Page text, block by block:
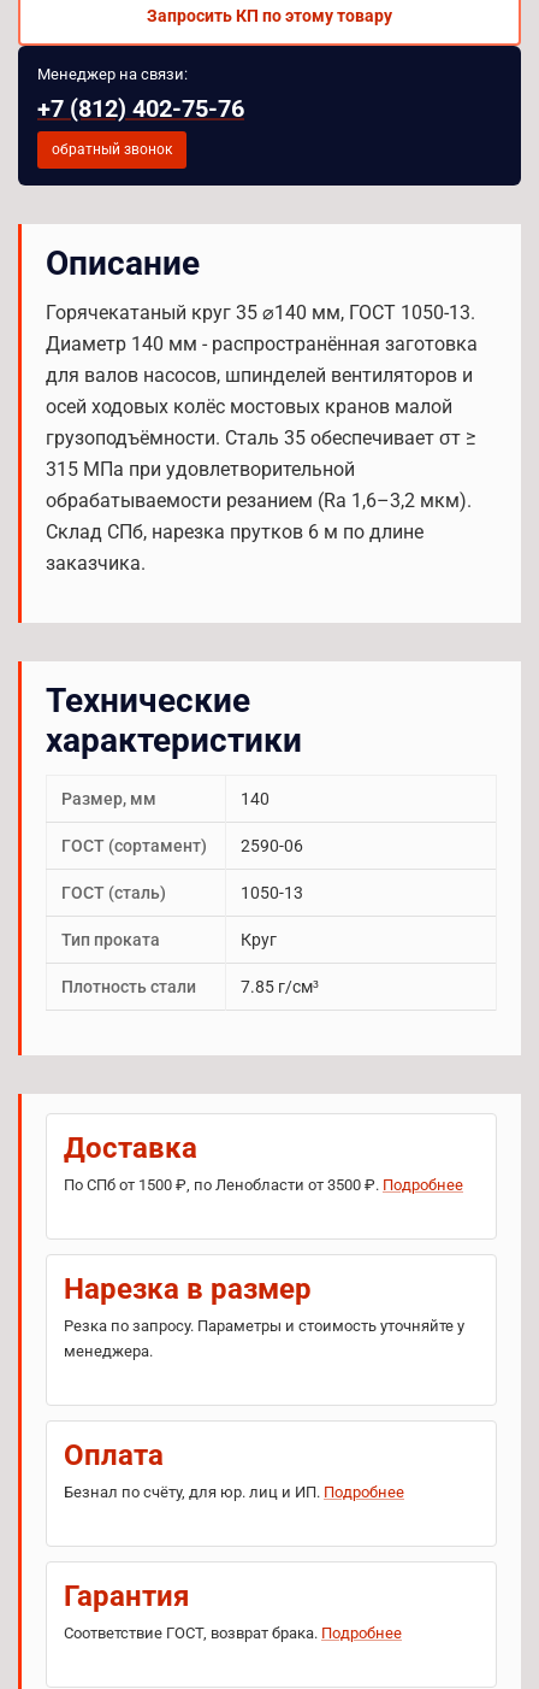
Запросить КП по этому товару
Менеджер на связи:
+7 (812) 402-75-76
обратный звонок
Описание
Горячекатаный круг 35 ⌀140 мм, ГОСТ 1050-13.
Диаметр 140 мм - распространённая заготовка
для валов насосов, шпинделей вентиляторов и
осей ходовых колёс мостовых кранов малой
грузоподъёмности. Сталь 35 обеспечивает σт ≥
315 МПа при удовлетворительной
обрабатываемости резанием (Ra 1,6–3,2 мкм).
Склад СПб, нарезка прутков 6 м по длине
заказчика.
Технические
характеристики
Размер, мм 140
ГОСТ (сортамент) 2590-06
ГОСТ (сталь) 1050-13
Тип проката Круг
Плотность стали 7.85 г/см³
Доставка
По СПб от 1500 ₽, по Ленобласти от 3500 ₽. Подробнее
Нарезка в размер
Резка по запросу. Параметры и стоимость уточняйте у
менеджера.
Оплата
Безнал по счёту, для юр. лиц и ИП. Подробнее
Гарантия
Соответствие ГОСТ, возврат брака. Подробнее